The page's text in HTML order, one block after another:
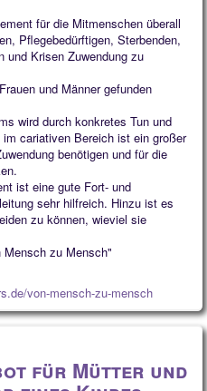
für die Mitmenschen überall
Pflegebedürftigen, Sterbenden,
und Krisen Zuwendung zu
und Männer gefunden
wird durch konkretes Tun und
cariativen Bereich ist ein großer
benötigen und für die
ist eine gute Fort- und
sehr hilfreich. Hinzu ist es
zu können, wieviel sie
zu Mensch"
von-mensch-zu-mensch
für Mütter und